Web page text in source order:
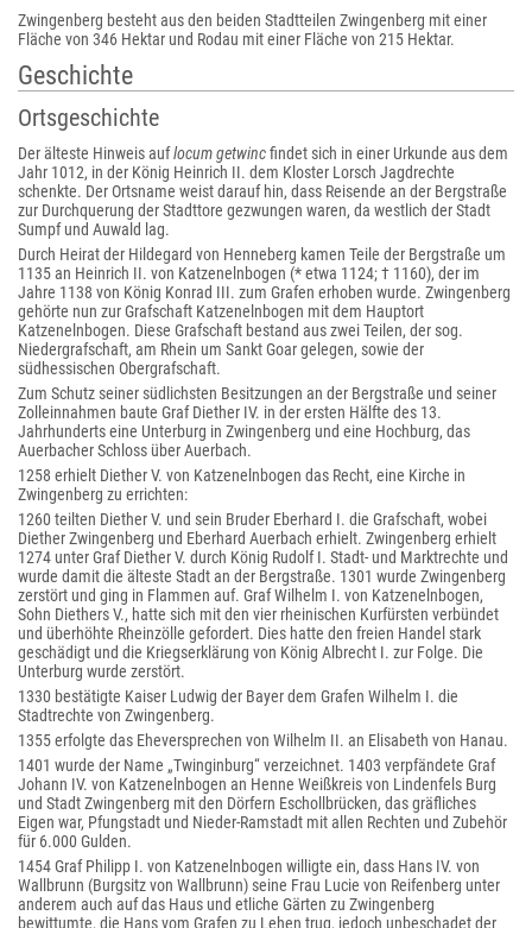
Zwingenberg besteht aus den beiden Stadtteilen Zwingenberg mit einer
Fläche von 346 Hektar und Rodau mit einer Fläche von 215 Hektar.
Geschichte
Ortsgeschichte
Der älteste Hinweis auflocum getwincfindet sich in einer Urkunde aus dem
Jahr 1012, in der König Heinrich II. dem Kloster Lorsch Jagdrechte
schenkte. Der Ortsname weist darauf hin, dass Reisende an der Bergstraße
zur Durchquerung der Stadttore gezwungen waren, da westlich der Stadt
Sumpf und Auwald lag.
Durch Heirat der Hildegard von Henneberg kamen Teile der Bergstraße um
1135 an Heinrich II. von Katzenelnbogen (* etwa 1124; † 1160), der im
Jahre 1138 von König Konrad III. zum Grafen erhoben wurde. Zwingenberg
gehörte nun zur Grafschaft Katzenelnbogen mit dem Hauptort
Katzenelnbogen. Diese Grafschaft bestand aus zwei Teilen, der sog.
Niedergrafschaft, am Rhein um Sankt Goar gelegen, sowie der
südhessischen Obergrafschaft.
Zum Schutz seiner südlichsten Besitzungen an der Bergstraße und seiner
Zolleinnahmen baute Graf Diether IV. in der ersten Hälfte des 13.
Jahrhunderts eine Unterburg in Zwingenberg und eine Hochburg, das
Auerbacher Schloss über Auerbach.
1258 erhielt Diether V. von Katzenelnbogen das Recht, eine Kirche in
Zwingenberg zu errichten:
1260 teilten Diether V. und sein Bruder Eberhard I. die Grafschaft, wobei
Diether Zwingenberg und Eberhard Auerbach erhielt. Zwingenberg erhielt
1274 unter Graf Diether V. durch König Rudolf I. Stadt- und Marktrechte und
wurde damit die älteste Stadt an der Bergstraße. 1301 wurde Zwingenberg
zerstört und ging in Flammen auf. Graf Wilhelm I. von Katzenelnbogen,
Sohn Diethers V., hatte sich mit den vier rheinischen Kurfürsten verbündet
und überhöhte Rheinzölle gefordert. Dies hatte den freien Handel stark
geschädigt und die Kriegserklärung von König Albrecht I. zur Folge. Die
Unterburg wurde zerstört.
1330 bestätigte Kaiser Ludwig der Bayer dem Grafen Wilhelm I. die
Stadtrechte von Zwingenberg.
1355 erfolgte das Eheversprechen von Wilhelm II. an Elisabeth von Hanau.
1401 wurde der Name „Twinginburg“ verzeichnet. 1403 verpfändete Graf
Johann IV. von Katzenelnbogen an Henne Weißkreis von Lindenfels Burg
und Stadt Zwingenberg mit den Dörfern Eschollbrücken, das gräfliches
Eigen war, Pfungstadt und Nieder-Ramstadt mit allen Rechten und Zubehör
für 6.000 Gulden.
1454 Graf Philipp I. von Katzenelnbogen willigte ein, dass Hans IV. von
Wallbrunn (Burgsitz von Wallbrunn) seine Frau Lucie von Reifenberg unter
anderem auch auf das Haus und etliche Gärten zu Zwingenberg
bewittumte, die Hans vom Grafen zu Lehen trug, jedoch unbeschadet der